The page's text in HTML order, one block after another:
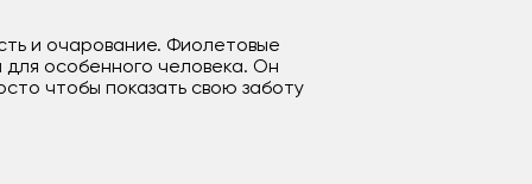
и очарование. Фиолетовые
особенного человека. Он
чтобы показать свою заботу